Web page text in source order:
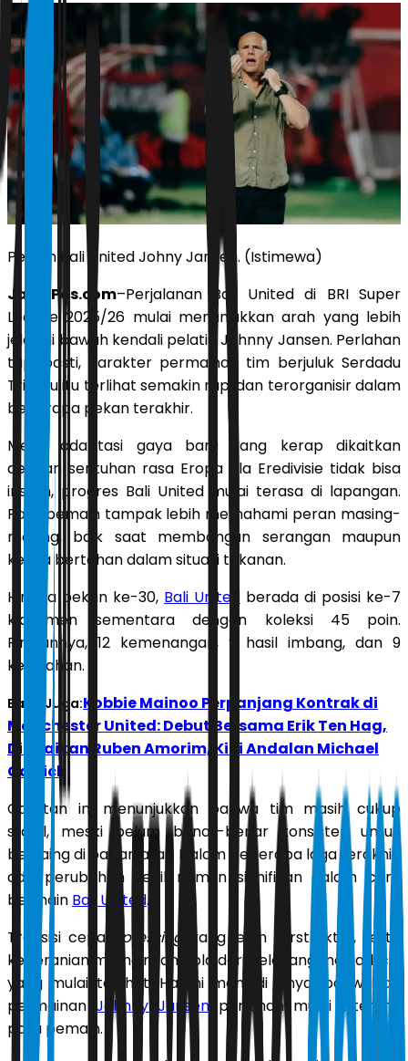
Pelatih Bali United Johny Jansen. (Istimewa)
JawaPos.com–Perjalanan Bali United di BRI Super
League 2025/26 mulai menunjukkan arah yang lebih
jelas di bawah kendali pelatih Johnny Jansen. Perlahan
tapi pasti, karakter permainan tim berjuluk Serdadu
Tridatu itu terlihat semakin rapi dan terorganisir dalam
beberapa pekan terakhir.
Meski adaptasi gaya baru yang kerap dikaitkan
dengan sentuhan rasa Eropa ala Eredivisie tidak bisa
instan, progres Bali United mulai terasa di lapangan.
Para pemain tampak lebih memahami peran masing-
masing, baik saat membangun serangan maupun
ketika bertahan dalam situasi tekanan.
Hingga pekan ke-30, Bali United berada di posisi ke-7
klasemen sementara dengan koleksi 45 poin.
Rinciannya, 12 kemenangan, 9 hasil imbang, dan 9
kekalahan.
Baca Juga:Kobbie Mainoo Perpanjang Kontrak di
Manchester United: Debut Bersama Erik Ten Hag,
Diabaikan Ruben Amorim, Kini Andalan Michael
Carrick
Catatan ini menunjukkan bahwa tim masih cukup
stabil, meski belum benar-benar konsisten untuk
bersaing di papan atas. Dalam beberapa laga terakhir,
ada perubahan kecil namun signifikan dalam cara
bermain Bali United.
Transisi cepat,
pressing
yang lebih terstruktur, serta
keberanian memainkan bola dari belakang menjadi ciri
yang mulai terlihat. Hal ini menjadi sinyal bahwa ide
permainan Johnny Jansen perlahan mulai diterima
para pemain.